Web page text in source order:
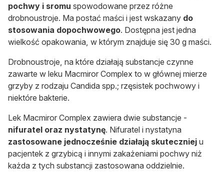
pochwy i sromu spowodowane przez różne
drobnoustroje. Ma postać maści i jest wskazany do
stosowania dopochwowego. Dostępna jest jedna
wielkość opakowania, w którym znajduje się 30 g maści.
Drobnoustroje, na które działają substancje czynne
zawarte w leku Macmiror Complex to w głównej mierze
grzyby z rodzaju Candida spp.; rzęsistek pochwowy i
niektóre bakterie.
Lek Macmiror Complex zawiera dwie substancje -
nifuratel oraz nystatynę. Nifuratel i nystatyna
zastosowane jednocześnie działają skuteczniej u
pacjentek z grzybicą i innymi zakażeniami pochwy niż
każda z tych substancji zastosowana oddzielnie.